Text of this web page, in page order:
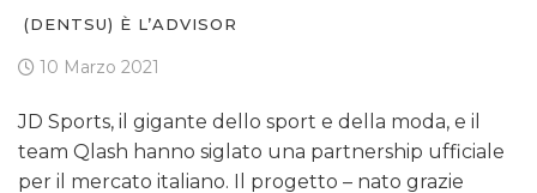
(DENTSU) È L’ADVISOR
10 Marzo 2021
JD Sports, il gigante dello sport e della moda, e il
team Qlash hanno siglato una partnership ufficiale
per il mercato italiano. Il progetto – nato grazie